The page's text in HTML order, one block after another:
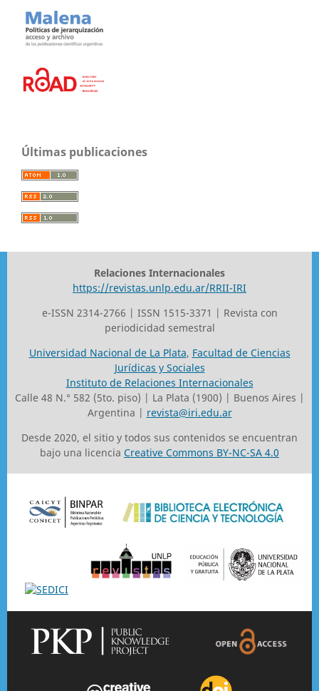
Últimas publicaciones
Relaciones Internacionales
https://revistas.unlp.edu.ar/RRII-IRI
e-ISSN 2314-2766 | ISSN 1515-3371 | Revista con
periodicidad semestral
Universidad Nacional de La Plata, Facultad de Ciencias
Jurídicas y Sociales
Instituto de Relaciones Internacionales
Calle 48 N.° 582 (5to. piso) | La Plata (1900) | Buenos Aires |
Argentina | revista@iri.edu.ar
Desde 2020, el sitio y todos sus contenidos se encuentran
bajo una licencia Creative Commons BY-NC-SA 4.0